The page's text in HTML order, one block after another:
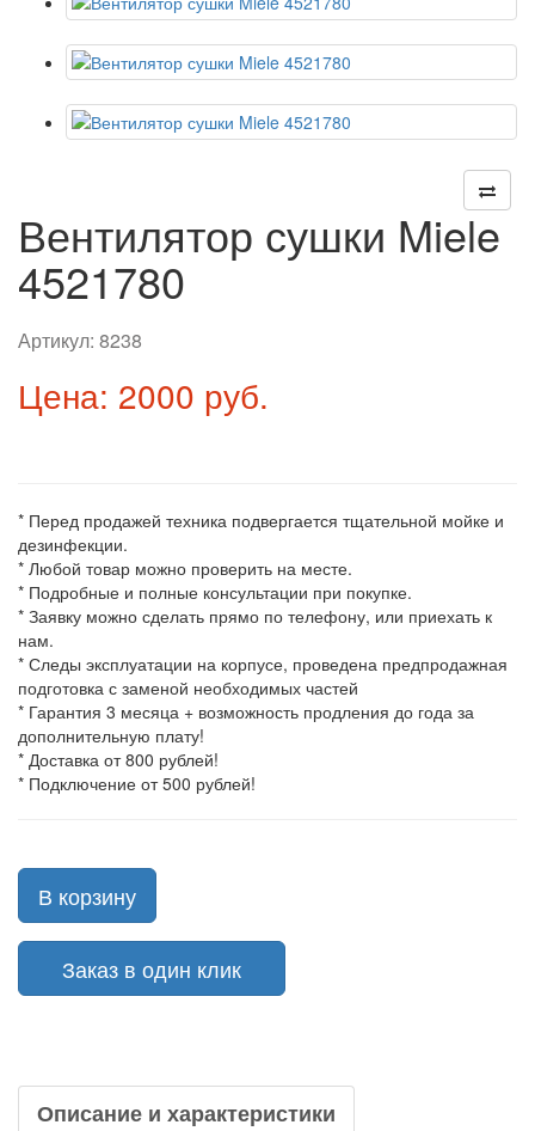
Вентилятор сушки Miele
4521780
Артикул: 8238
Цена: 2000 руб.
* Перед продажей техника подвергается тщательной мойке и
дезинфекции.
* Любой товар можно проверить на месте.
* Подробные и полные консультации при покупке.
* Заявку можно сделать прямо по телефону, или приехать к
нам.
* Следы эксплуатации на корпусе, проведена предпродажная
подготовка с заменой необходимых частей
* Гарантия 3 месяца + возможность продления до года за
дополнительную плату!
* Доставка от 800 рублей!
* Подключение от 500 рублей!
В корзину
Заказ в один клик
Описание и характеристики